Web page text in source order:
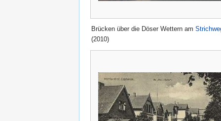
Brücken über die Döser Wettern am
(2010)